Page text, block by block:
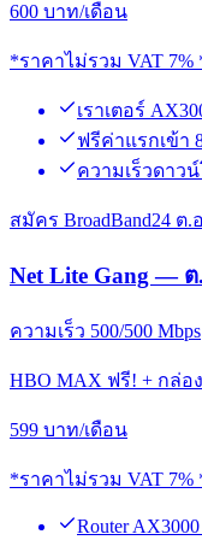
600 บาท/เดือน
*ราคาไม่รวม VAT
เราเตอร์
ฟรีค่าแรกเข้า
ความเร็วดาว
สมัคร BroadBand24 ต.
Net Lite Gang —
ความเร็ว 500/500 Mbps
HBO MAX ฟรี! + กล่อ
599 บาท/เดือน
*ราคาไม่รวม VAT
Router